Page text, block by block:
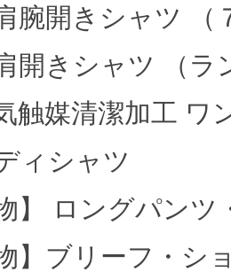
腕開きシャツ （
開きシャツ （ラ
触媒清潔加工 ワ
ィシャツ
】 ロングパン
】ブリーフ・シ